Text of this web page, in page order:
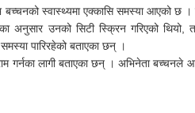
बच्चनको स्वास्थ्यमा एक्कासि समस्या आएको छ
अनुसार उनको सिटी स्क्रिन गरिएको
पारिरहेको बताएका छन् ।
गर्नका लागी बताएका छन् । अभिनेता बच्चनले